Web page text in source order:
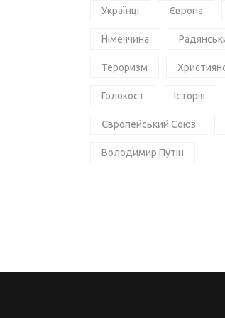
Українці Європа
Німеччина
Тероризм
Голокост Історія
Європейський Союз
Володимир Путін